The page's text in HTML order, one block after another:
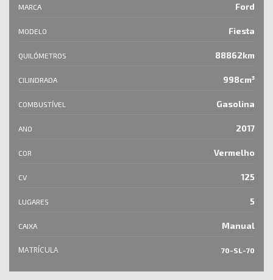
MARCA Ford
MODELO Fiesta
QUILÓMETROS 88862km
CILINDRADA 998cm³
COMBUSTÍVEL Gasolina
ANO 2017
COR Vermelho
CV 125
LUGARES 5
CAIXA Manual
MATRÍCULA 70-SL-70